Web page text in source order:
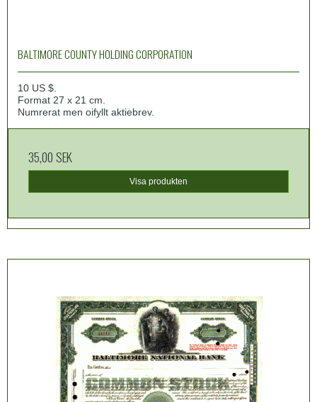
BALTIMORE COUNTY HOLDING CORPORATION
10 US $.
Format 27 x 21 cm.
Numrerat men oifyllt aktiebrev.
35,00 SEK
Visa produkten